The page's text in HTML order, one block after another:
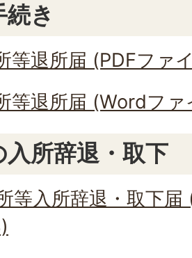
き
等退所届 (PDFファ
等退所届 (Wordフ
入所辞退・取下
等入所辞退・取下